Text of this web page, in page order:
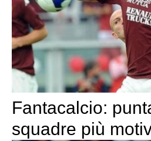
Fantacalcio:
squadre più